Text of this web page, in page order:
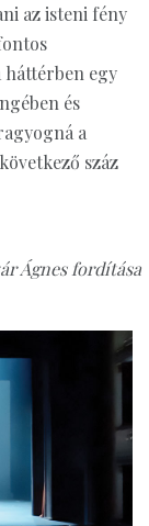
az isteni fény
háttérben egy
és
a
száz
Ágnes fordítása